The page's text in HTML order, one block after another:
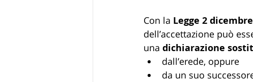
Con la Legge 2
dell’accettazione può
una dichiarazione
dall’erede, oppure
da un suo